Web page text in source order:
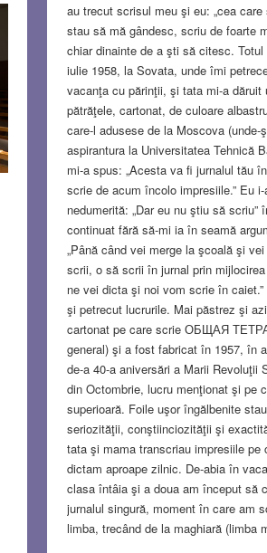
au trecut scrisul meu şi eu: „cea care
stau să mă gândesc, scriu de foarte
chiar dinainte de a şti să citesc.
iulie 1958, la Sovata, unde îmi
vacanţa cu părinţii, şi tata mi-a dăruit
pătrăţele, cartonat, de culoare
care-l adusese de la Moscova (unde-
aspirantura la Universitatea Tehnică
mi-a spus: „Acesta va fi jurnalul tău
scrie de acum încolo impresiile.” Eu
nedumerită: „Dar eu nu ştiu să scriu”
continuat fără să-mi ia în seamă
„Până când vei merge la şcoală şi
scrii, o să scrii în jurnal prin
ne vei dicta şi noi vom scrie în
şi petrecut lucrurile. Mai păstrez şi
cartonat pe care scrie ОБЩАЯ
general) şi a fost fabricat în 1957, în
de-a 40-a aniversări a Marii Revoluţii
din Octombrie, lucru menţionat şi pe
superioară. Foile uşor îngălbenite
seriozităţii, conştiinciozităţii şi
tata şi mama transcriau impresiile pe
dictam aproape zilnic. De-abia în
clasa întâia şi a doua am început să
jurnalul singură, moment în care am
limba, trecând de la maghiară (limba